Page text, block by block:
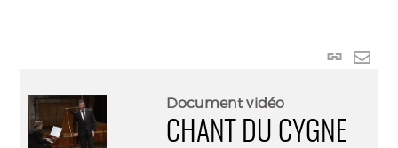
Lien
Document vidéo
CHANT DU CYGNE